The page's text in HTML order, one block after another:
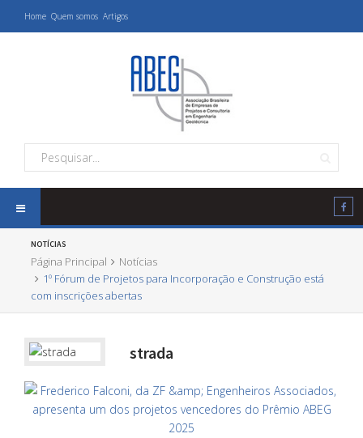
Home Quem somos Artigos
NOTÍCIAS
Página Principal
Notícias
1º Fórum de Projetos para Incorporação e Construção está
com inscrições abertas
strada